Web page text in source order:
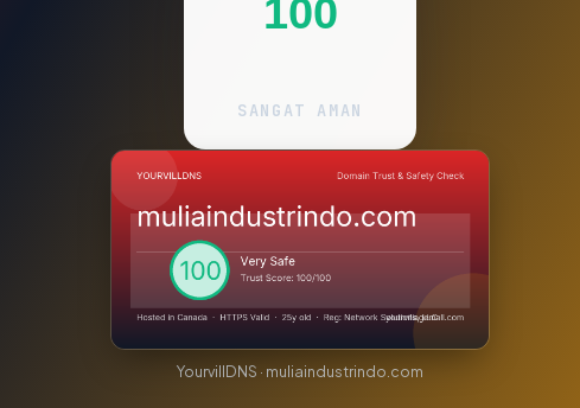
100
SANGAT AMAN
YourvillDNS · muliaindustrindo.com